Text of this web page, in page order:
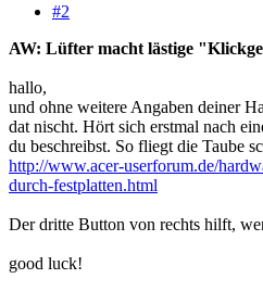
#2
AW: Lüfter macht lästige
hallo,
und ohne weitere Angaben deiner
dat nischt. Hört sich erstmal nach
du beschreibst. So fliegt die Taube
http://www.acer-userforum.de/
durch-festplatten.html
Der dritte Button von rechts hilft,
good luck!